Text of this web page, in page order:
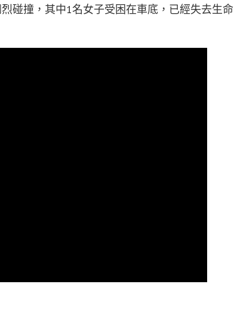
碰撞，其中1名女子受困在車底，已經失去生命